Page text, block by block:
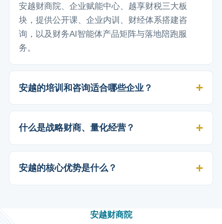
安越财商院、企业赋能中心、越享财税三大板
块，提供公开课、企业内训、财经体系搭建咨
询，以及财务AI智能体产品矩阵与落地陪跑服
务。
安越的培训和咨询适合哪些企业？
什么是战略财商、量化经营？
安越的核心优势是什么？
安越财商院